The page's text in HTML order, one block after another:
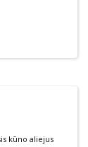
kūno aliejus